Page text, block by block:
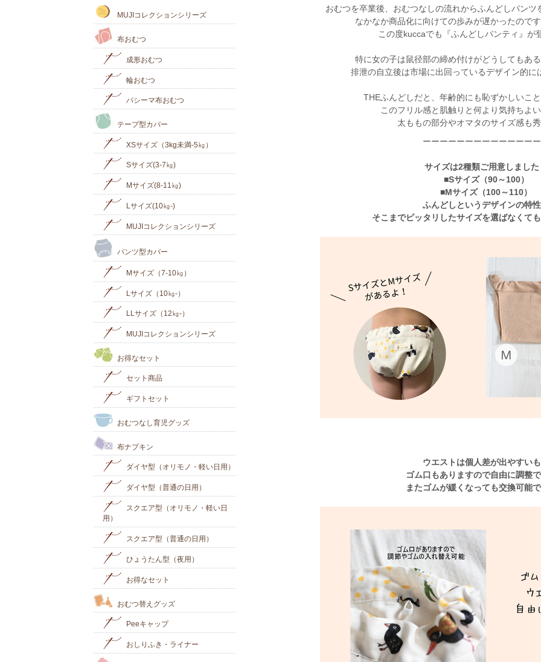
おむつを卒業後、おむつなしの流れからふんどしパン
なかなか商品化に向けての歩みが遅かったので
この度kuccaでも『ふんどしパンティ』が
特に女の子は鼠径部の締め付けがどうしてもあ
排泄の自立後は市場に出回っているデザイン的に
THEふんどしだと、年齢的にも恥ずかしいこ
このフリル感と肌触りと何より気持ちよ
太ももの部分やオマタのサイズ感も
ーーーーーーーーーーーーー
サイズは2種類ご用意しました
■Sサイズ（90～100）
■Mサイズ（100～110）
ふんどしというデザインの特
そこまでピッタリしたサイズを選ばなくて
ウエストは個人差が出やすい
ゴム口もありますので自由に調整
またゴムが緩くなっても交換可能
MUJIコレクションシリーズ
布おむつ
成形おむつ
輪おむつ
パシーマ布おむつ
テープ型カバー
XSサイズ（3kg未満-5㎏）
Sサイズ(3-7㎏)
Mサイズ(8-11㎏)
Lサイズ(10㎏‐)
MUJIコレクションシリーズ
パンツ型カバー
Mサイズ（7-10㎏）
Lサイズ（10㎏-）
LLサイズ（12㎏-）
MUJIコレクションシリーズ
お得なセット
セット商品
ギフトセット
おむつなし育児グッズ
布ナプキン
ダイヤ型（オリモノ・軽い日用）
ダイヤ型（普通の日用）
スクエア型（オリモノ・軽い日
用）
スクエア型（普通の日用）
ひょうたん型（夜用）
お得なセット
おむつ替えグッズ
Peeキャップ
おしりふき・ライナー